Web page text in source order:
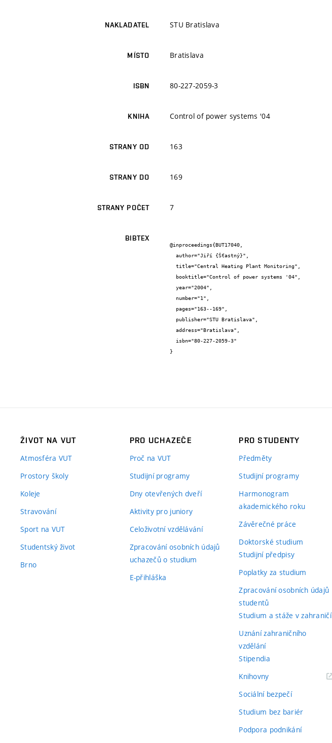
NAKLADATEL STU Bratislava
MÍSTO Bratislava
ISBN 80-227-2059-3
KNIHA Control of power systems '04
STRANY OD 163
STRANY DO 169
STRANY POČET 7
BIBTEX
@inproceedings{BUT17040,
}
ŽIVOT NA VUT
Atmosféra VUT
Prostory školy
Koleje
Stravování
Sport na VUT
Studentský život
Brno
PRO UCHAZEČE
Proč na VUT
Studijní programy
Dny otevřených dveří
Aktivity pro juniory
Celoživotní vzdělávání
Zpracování osobních údajů
uchazečů o studium
E-přihláška
PRO STUDENTY
Předměty
Studijní programy
Harmonogram
akademického roku
Závěrečné práce
Doktorské studium
Studijní předpisy
Poplatky za studium
Zpracování osobních údajů
studentů
Studium a stáže v zahraničí
Uznání zahraničního
vzdělání
Stipendia
Knihovny(externí
Sociální bezpečí
Studium bez bariér
Podpora podnikání